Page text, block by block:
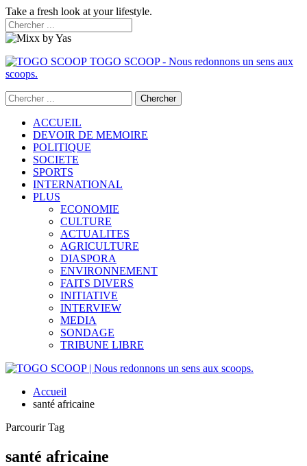
Take a fresh look at your lifestyle.
TOGO SCOOP - Nous redonnons un sens aux
scoops.
ACCUEIL
DEVOIR DE MEMOIRE
POLITIQUE
SOCIETE
SPORTS
INTERNATIONAL
PLUS
ECONOMIE
CULTURE
ACTUALITES
AGRICULTURE
DIASPORA
ENVIRONNEMENT
FAITS DIVERS
INITIATIVE
INTERVIEW
MEDIA
SONDAGE
TRIBUNE LIBRE
Accueil
santé africaine
Parcourir Tag
santé africaine